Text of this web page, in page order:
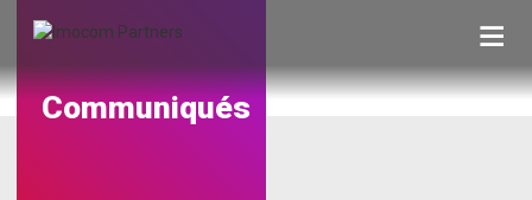
Communiqués